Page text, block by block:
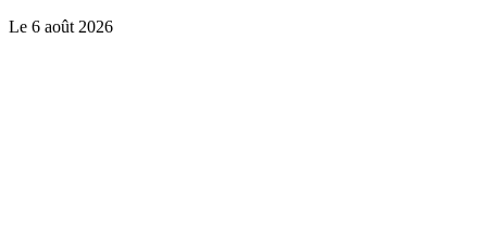
Le 6 août 2026